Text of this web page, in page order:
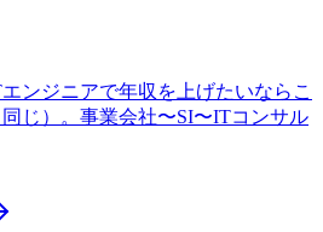
ンジニアで年収を上げたいならこ
じ）。事業会社〜SI〜ITコンサル